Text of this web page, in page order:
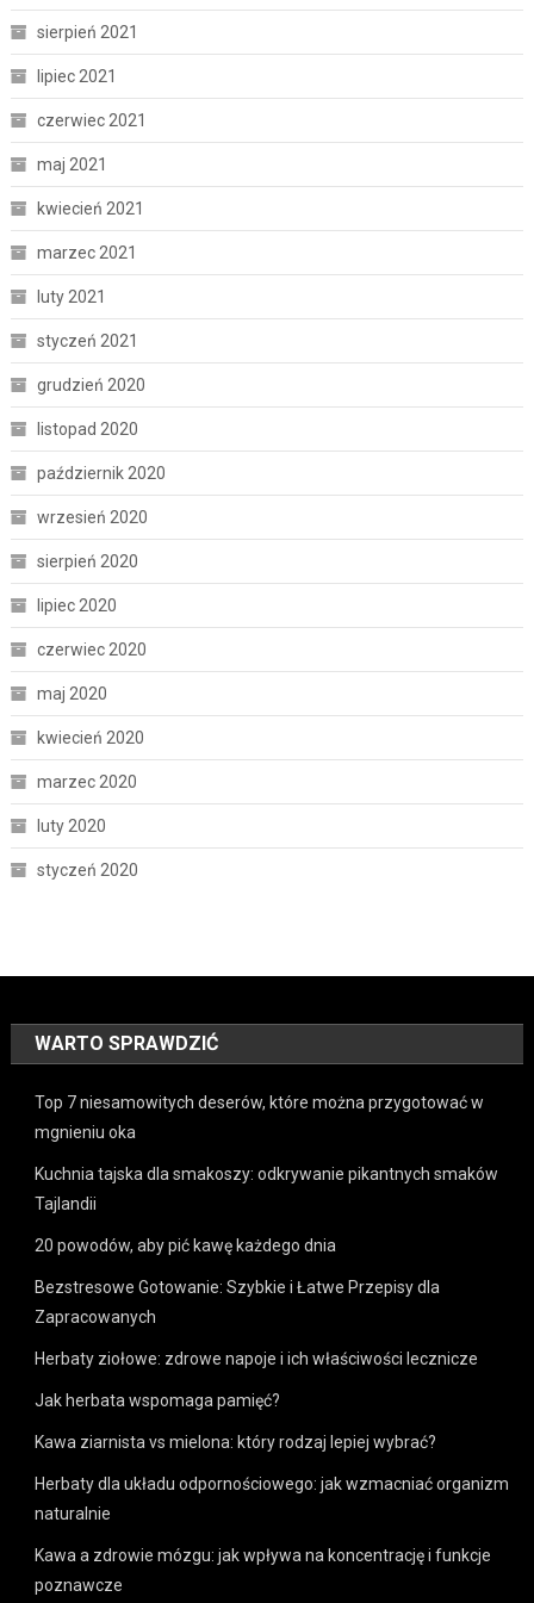
sierpień 2021
lipiec 2021
czerwiec 2021
maj 2021
kwiecień 2021
marzec 2021
luty 2021
styczeń 2021
grudzień 2020
listopad 2020
październik 2020
wrzesień 2020
sierpień 2020
lipiec 2020
czerwiec 2020
maj 2020
kwiecień 2020
marzec 2020
luty 2020
styczeń 2020
WARTO SPRAWDZIĆ
Top 7 niesamowitych deserów, które można przygotować w
mgnieniu oka
Kuchnia tajska dla smakoszy: odkrywanie pikantnych smaków
Tajlandii
20 powodów, aby pić kawę każdego dnia
Bezstresowe Gotowanie: Szybkie i Łatwe Przepisy dla
Zapracowanych
Herbaty ziołowe: zdrowe napoje i ich właściwości lecznicze
Jak herbata wspomaga pamięć?
Kawa ziarnista vs mielona: który rodzaj lepiej wybrać?
Herbaty dla układu odpornościowego: jak wzmacniać organizm
naturalnie
Kawa a zdrowie mózgu: jak wpływa na koncentrację i funkcje
poznawcze